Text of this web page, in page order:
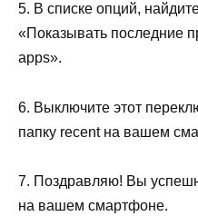
5. В списке опций,
«Показывать последние
apps».
6. Выключите этот
папку recent на вашем
7. Поздравляю! Вы
на вашем смартфоне.